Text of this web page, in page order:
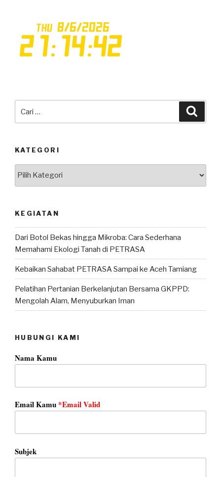
KATEGORI
Kategori
KEGIATAN
Dari Botol Bekas hingga Mikroba: Cara Sederhana
Memahami Ekologi Tanah di PETRASA
Kebaikan Sahabat PETRASA Sampai ke Aceh Tamiang
Pelatihan Pertanian Berkelanjutan Bersama GKPPD:
Mengolah Alam, Menyuburkan Iman
HUBUNGI KAMI
Nama Kamu
Email Kamu *Email Valid
Subjek